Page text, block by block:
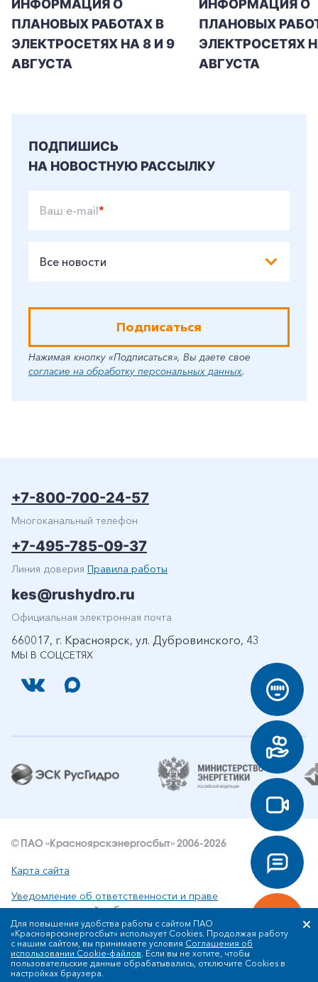
ИНФОРМАЦИЯ О
ПЛАНОВЫХ РАБОТАХ В
ЭЛЕКТРОСЕТЯХ НА 8 И 9
АВГУСТА
ИНФОРМАЦИЯ О
ПЛАНОВЫХ
ЭЛЕКТРОСЕТЯХ
АВГУСТА
ПОДПИШИСЬ
НА НОВОСТНУЮ РАССЫЛКУ
Ваш e-mail*
Все новости
Подписаться
Нажимая кнопку «Подписаться», Вы даете свое
согласие на обработку персональных данных.
МЫ В СОЦСЕТЯХ
+7-800-700-24-57
Многоканальный телефон
+7-495-785-09-37
Линия доверия Правила работы
kes@rushydro.ru
Официальная электронная почта
660017, г. Красноярск, ул. Дубровинского, 43
© ПАО «Красноярскэнергосбыт» 2006-2026
Карта сайта
Уведомление об ответственности и праве
интеллектуальной собственности
Политика ПАО «Красноярскэнергосбыт» в отношении
обработки персональных данных
Для повышения удобства работы с сайтом ПАО
«Красноярскэнергосбыт» использует Cookies. Продолжая работу
с нашим сайтом, вы принимаете условия Соглашения об
использовании Cookie-файлов. Если вы не хотите, чтобы
пользовательские данные обрабатывались, отключите Cookies в
настройках браузера.